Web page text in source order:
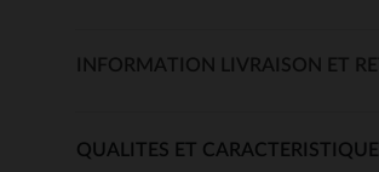
INFORMATION LIVRAISON ET
QUALITES ET